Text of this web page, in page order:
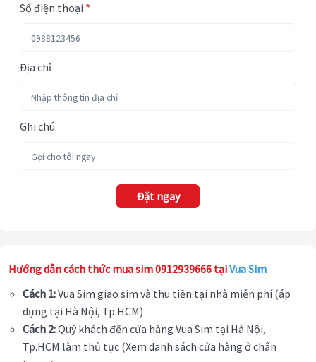
Số điện thoại *
Địa chỉ
Ghi chú
Đặt ngay
Hướng dẫn cách thức mua sim 0912939666 tạiVua Sim
Cách 1:Vua Sim giao sim và thu tiền tại nhà miễn phí (áp
dụng tại Hà Nội, Tp.HCM)
Cách 2:Quý khách đến cửa hàng Vua Sim tại Hà Nội,
Tp.HCM làm thủ tục (Xem danh sách cửa hàng ở chân